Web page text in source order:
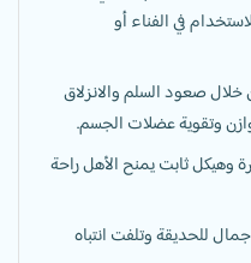
في الفناء أو
صعود السلم والانزلاق
وتقوية عضلات الجسم.
وهيكل ثابت يمنح الأهل راحة
للحديقة وتلفت انتباه